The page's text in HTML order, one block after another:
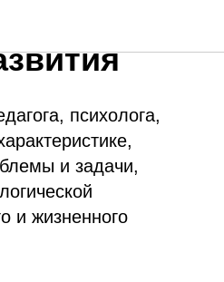
психолога,
и задачи,
и жизненного